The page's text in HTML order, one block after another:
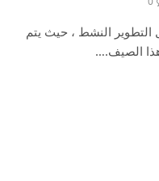
التطوير النشط ، حيث يتم
هذا الصيف.…